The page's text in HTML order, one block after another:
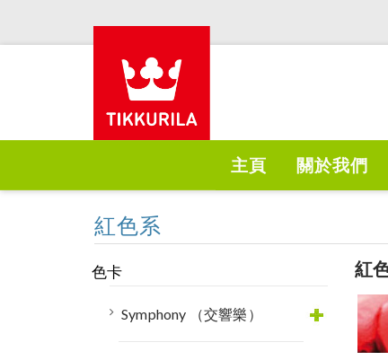
主頁 關於我們
紅色系
色卡
Symphony （交響樂）
紅